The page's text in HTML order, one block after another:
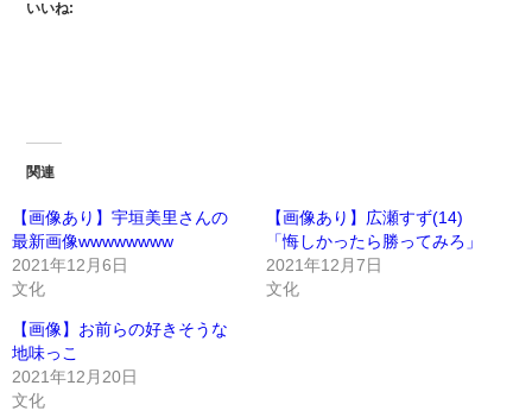
いいね:
関連
【画像あり】宇垣美里さんの
最新画像wwwwwwww
2021年12月6日
文化
【画像あり】広瀬すず(14)
「悔しかったら勝ってみろ」
2021年12月7日
文化
【画像】お前らの好きそうな
地味っこ
2021年12月20日
文化